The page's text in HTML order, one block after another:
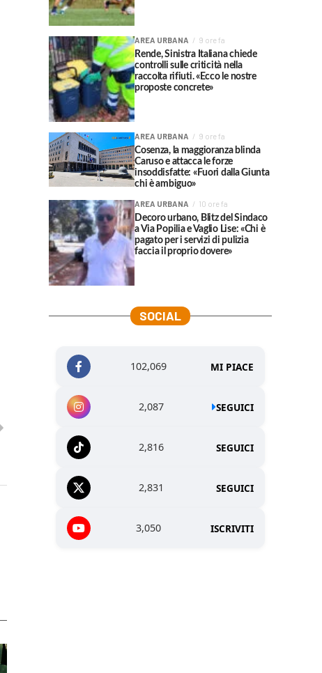
AREA URBANA 9 ore fa
Rende, Sinistra Italiana chiede
controlli sulle criticità nella
raccolta rifiuti. «Ecco le nostre
proposte concrete»
AREA URBANA 9 ore fa
Cosenza, la maggioranza blinda
Caruso e attacca le forze
insoddisfatte: «Fuori dalla Giunta
chi è ambiguo»
AREA URBANA 10 ore fa
Decoro urbano, Blitz del Sindaco
a Via Popilia e Vaglio Lise: «Chi è
pagato per i servizi di pulizia
faccia il proprio dovere»
SOCIAL
102,069 MI PIACE
2,087 SEGUICI
2,816 SEGUICI
2,831 SEGUICI
3,050 ISCRIVITI